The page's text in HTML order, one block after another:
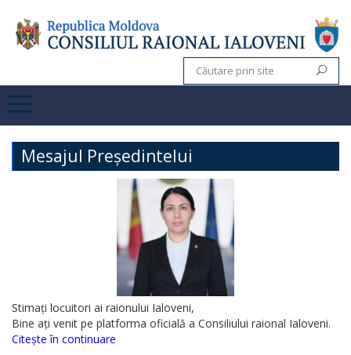
Mesajul Președintelui
Stimați locuitori ai raionului Ialoveni,
Bine ați venit pe platforma oficială a Consiliului raional Ialoveni.
Citește în continuare